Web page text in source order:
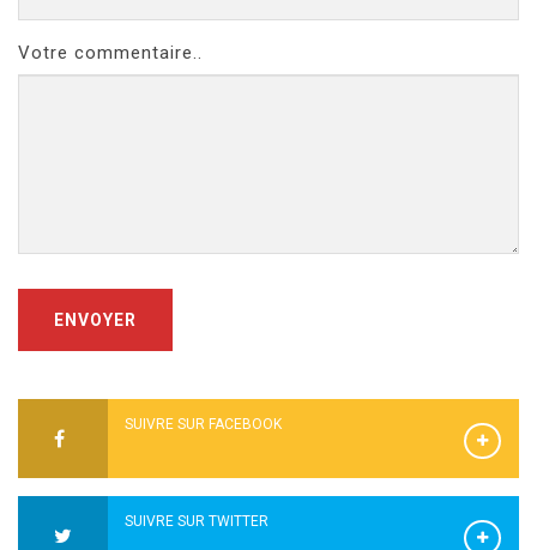
Votre commentaire..
ENVOYER
SUIVRE SUR FACEBOOK
SUIVRE SUR TWITTER